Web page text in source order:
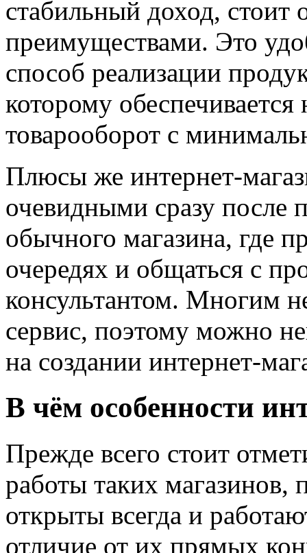
стабильный доход, стоит
преимуществами. Это
способ реализации
которому
товарооборот с
Плюсы же интернет-
очевидными сразу после
обычного магазина, где
очередях и общаться с
консультантом. Многим
сервис, поэтому можно
на создании интернет-
В чём особенности
Прежде всего стоит
работы таких магазинов,
открыты всегда и
отличие от их прямых